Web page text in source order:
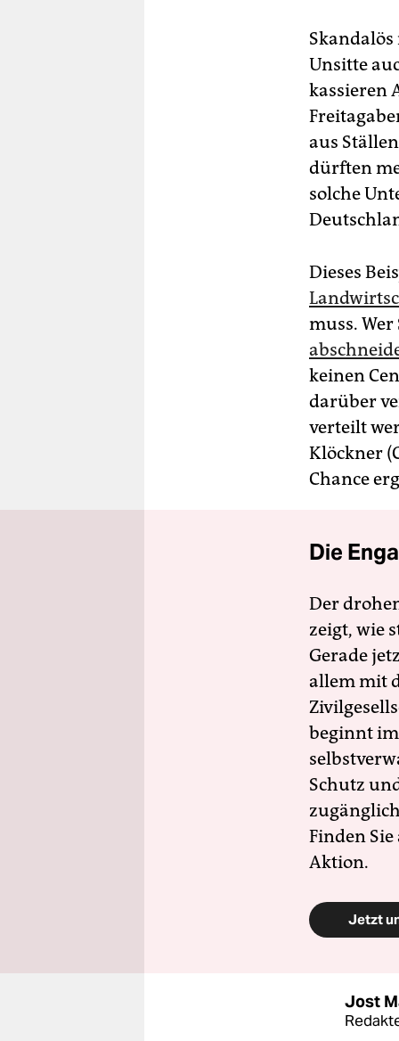
Unsitte
kassieren
aus
dürften
solche
Dieses
muss.
keinen
dar­über
verteilt
Klöckner
Chance
Die
Der
zeigt, wie
Gerade
allem mit
beginnt
Schutz
Finden
Aktion.
Jetzt
Jost